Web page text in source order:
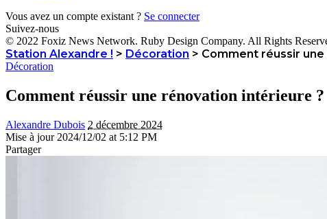
Vous avez un compte existant ? Se connecter
Suivez-nous
© 2022 Foxiz News Network. Ruby Design Company. All Rights
Station Alexandre ! > Décoration > Comment réussir
Décoration
Comment réussir une rénovation intérieure ?
Alexandre Dubois 2 décembre 2024
Mise à jour 2024/12/02 at 5:12 PM
Partager